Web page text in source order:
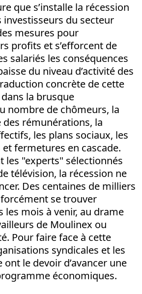
que s’installe la récession
investisseurs du secteur
mesures pour
profits et s’efforcent de
salariés les conséquences
du niveau d’activité des
concrète de cette
la brusque
nombre de chômeurs, la
des rémunérations, la
les plans sociaux, les
fermetures en cascade.
les "experts" sélectionnés
télévision, la récession ne
Des centaines de milliers
se trouver
les mois à venir, au drame
de Moulinex ou
Pour faire face à cette
syndicales et les
le devoir d’avancer une
économiques.